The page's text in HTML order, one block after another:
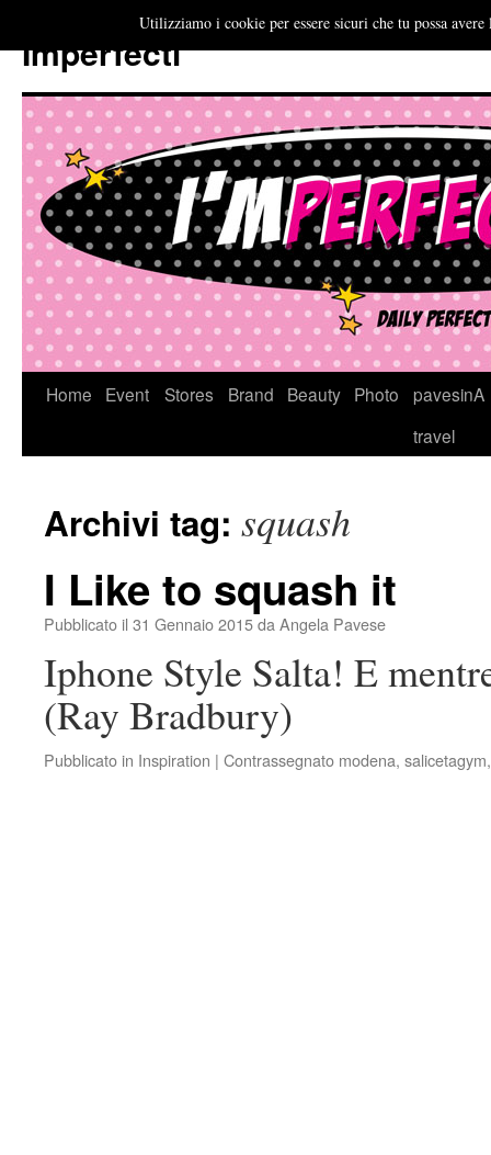
Imperfecti
VaiHome Event Stores Brand Beauty Photo
pavesinA
travel
Archivi tag: squash
I Like to squash it
Pubblicato il 31 Gennaio 2015da Angela Pavese
Iphone Style Salta! E
(Ray Bradbury)
Pubblicato in Inspiration | Contrassegnato modena, salicetagym
Utilizziamo i cookie per essere sicuri che tu possa